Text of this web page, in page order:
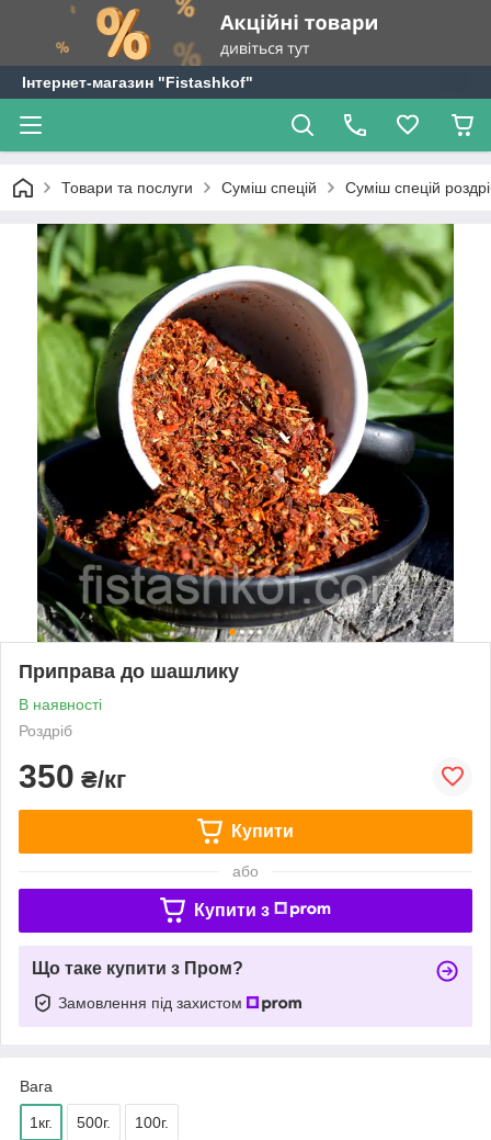
Інтернет-магазин "Fistashkof"
Товари та послуги Суміш спецій Суміш спецій
Приправа до шашлику
В наявності
Роздріб
350 ₴/кг
Купити
або
Купити з
Що таке купити з Пром?
Замовлення під захистом
Вага
1кг. 500г. 100г.